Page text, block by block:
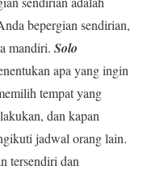
bepergian sendirian,
mandiri. Solo
apa yang ingin
tempat yang
dan kapan
jadwal orang lain.
tersendiri dan